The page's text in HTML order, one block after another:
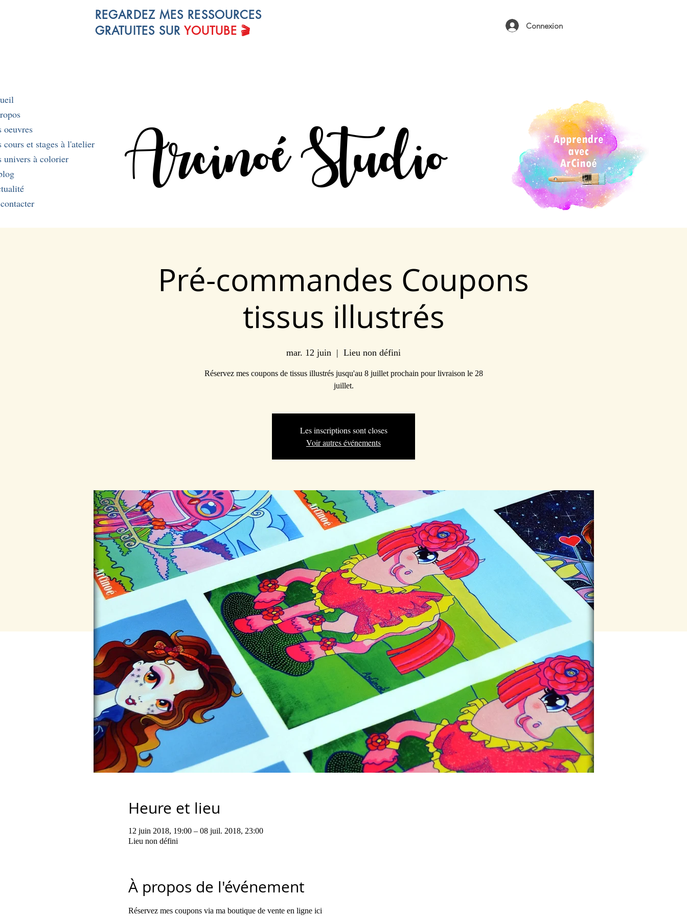
REGARDEZ MES RESSOURCES
GRATUITES SURYOUTUBE 🎬 Connexion
oeuvres
cours et stages à l'atelier
univers à colorier
Arcinoé Studio
Pré-commandes Coupons
tissus illustrés
mar. 12 juin
  |
Lieu non défini
Réservez mes coupons de tissus illustrés jusqu'au 8 juillet prochain pour livraison le 28
juillet.
Les inscriptions sont closes
Voir autres événements
Heure et lieu
12 juin 2018, 19:00 – 08 juil. 2018, 23:00
Lieu non défini
À propos de l'événement
Réservez mes coupons via ma boutique de vente en ligne ici